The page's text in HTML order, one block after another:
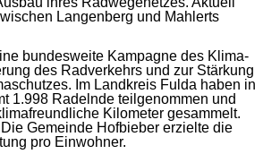
Langenberg und Mahlerts
bundesweite Kampagne des Klima-
des Radverkehrs und zur Stärkung
Im Landkreis Fulda haben in
1.998 Radelnde teilgenommen und
Kilometer gesammelt.
Gemeinde Hofbieber erzielte die
pro Einwohner.